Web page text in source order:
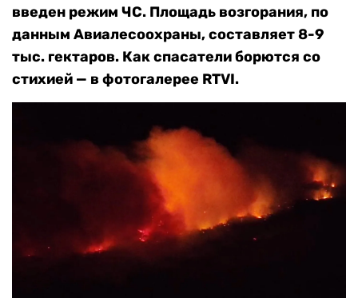
введен режим ЧС. Площадь возгорания, по
данным Авиалесоохраны, составляет 8-9
тыс. гектаров. Как спасатели борются со
стихией — в фотогалерее RTVI.